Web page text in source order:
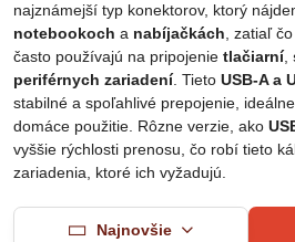
najznámejší typ konektorov, ktorý
notebookoch a nabíjačkách , zatiaľ čo
často používajú na pripojenie tlačiarní,
periférnych zariadení. Tieto USB-A a
stabilné a spoľahlivé prepojenie,
domáce použitie. Rôzne verzie, ako
vyššie rýchlosti prenosu, čo robí tieto
zariadenia, ktoré ich vyžadujú.
Najnovšie